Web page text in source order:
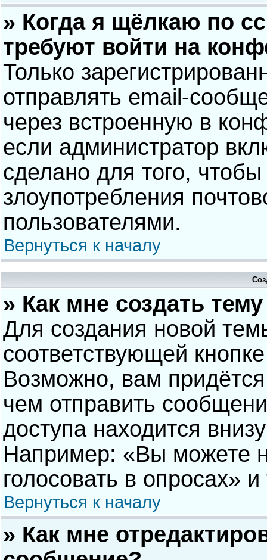
» Когда я щёлкаю по
требуют войти на
Только
отправлять email-
через встроенную в
если администратор
сделано для того, чтобы
злоупотребления
пользователями.
Вернуться к началу
» Как мне создать
Для создания новой
соответствующей
Возможно, вам
чем отправить
доступа находится
Например: «Вы можете
голосовать в опросах» и
Вернуться к началу
» Как мне